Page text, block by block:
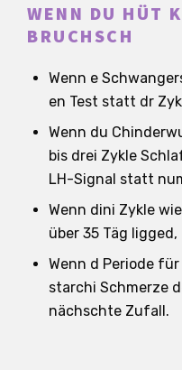
WENN DU HÜT
BRUCHSCH
Wenn e
en Test statt dr
Wenn du
bis drei Zykle
LH-Signal statt
Wenn dini Zykle
über 35 Täg
Wenn d Periode
starchi Schmerze
nächschte Zufall.